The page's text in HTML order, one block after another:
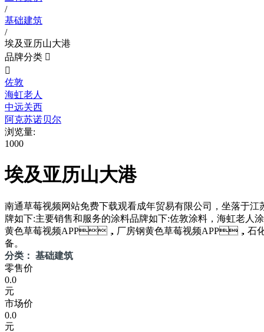
/
基础建筑
/
埃及亚历山大港
品牌分类 

佐敦
海虹老人
中远关西
阿克苏诺贝尔
浏览量:
1000
埃及亚历山大港
南通草莓视频网站免费下载观看成年贸易有限公司，坐落于
牌如下:主要销售和服务的涂料品牌如下:佐敦涂料，海虹老人涂料
黄色草莓视频APP，厂房钢黄色草莓视频APP，石化储运储罐
备。
分类： 基础建筑
零售价
0.0
元
市场价
0.0
元